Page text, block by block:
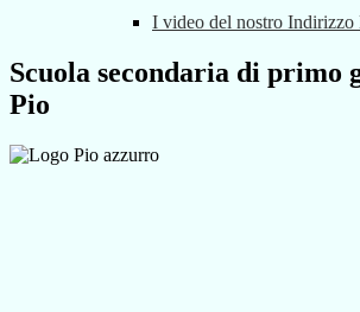
I video del nostro Indirizzo
Scuola secondaria di primo
Pio